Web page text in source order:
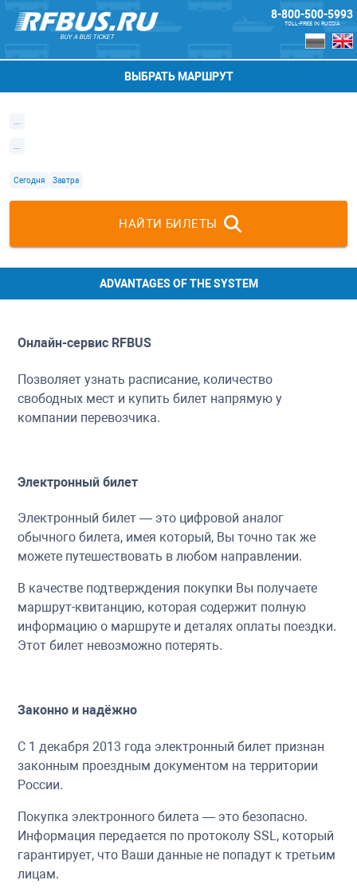
BUY A BUS TICKET
8-800-500-5993
TOLL-FREE IN RUSSIA
ВЫБРАТЬ МАРШРУТ
Сегодня Завтра
НАЙТИ БИЛЕТЫ
ADVANTAGES OF THE SYSTEM
Онлайн-сервис RFBUS
Позволяет узнать расписание, количество
свободных мест и купить билет напрямую у
компании перевозчика.
Электронный билет
Электронный билет — это цифровой аналог
обычного билета, имея который, Вы точно так же
можете путешествовать в любом направлении.
В качестве подтверждения покупки Вы получаете
маршрут-квитанцию, которая содержит полную
информацию о маршруте и деталях оплаты поездки.
Этот билет невозможно потерять.
Законно и надёжно
С 1 декабря 2013 года электронный билет признан
законным проездным документом на территории
России.
Покупка электронного билета — это безопасно.
Информация передается по протоколу SSL, который
гарантирует, что Ваши данные не попадут к третьим
лицам.